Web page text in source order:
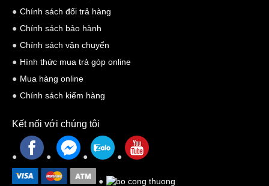
Loa JBL XS12 là một lựa chọn tốt và đáng giá để hát karaoke. Với
chất lượng âm thanh xuất sắc và những ưu điểm vượt trội, XS12 sẽ
Dưới đây là những lý do tại sao XS12 là sự lựa chọn hoàn hảo cho
những người đam mê hát karaoke:
trung và treble chất lượng cao, giúp tái hiện âm thanh rõ ràng và
Chính sách đổi trả hàng
Chính sách bảo hành
Chính sách vận chuyển
Hình thức mua trả góp online
Mua hàng online
Chính sách kiểm hàng
Kết nối với chúng tôi